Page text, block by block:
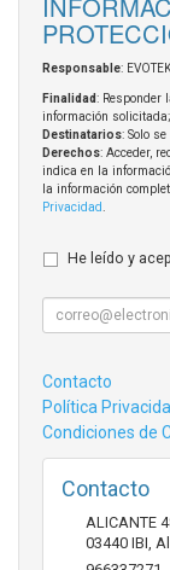
Responsable:
Finalidad: Responder
información solicitada;
Destinatarios: Solo
Derechos: Acceder,
indica en la
la información
Privacidad
He leído y
Contacto
Política
Condiciones de
Contacto
ALICANTE
03440 IBI